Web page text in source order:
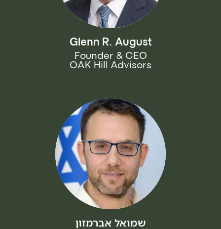
Glenn R. August
Founder & CEO
OAK Hill Advisors
שמואל אברמזון